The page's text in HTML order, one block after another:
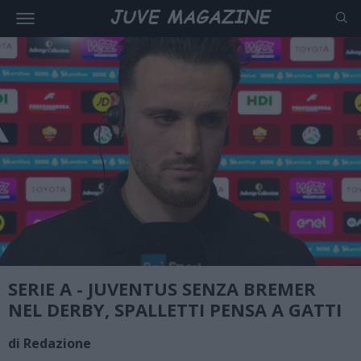
SERIE A - JUVENTUS SENZA BREMER
NEL DERBY, SPALLETTI PENSA A GATTI
di Redazione